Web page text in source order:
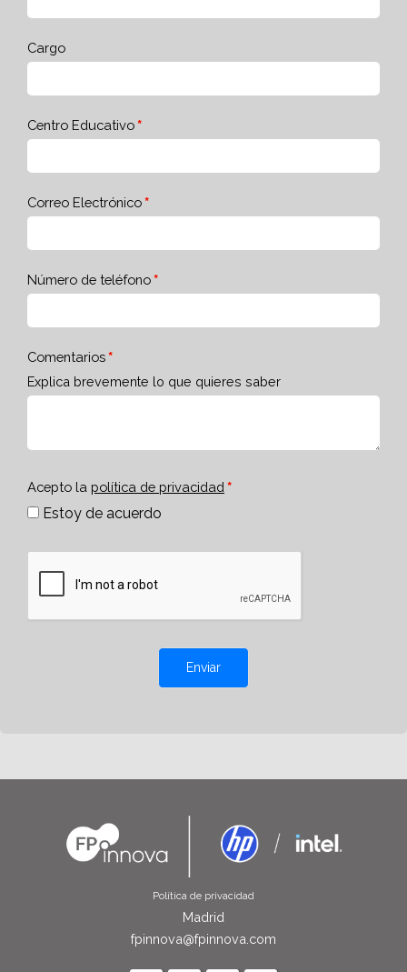
Cargo
Centro Educativo
Correo Electrónico
Número de teléfono
Comentarios
Explica brevemente lo que quieres saber
Acepto la política de privacidad
Estoy de acuerdo
Enviar
Política de privacidad
Madrid
fpinnova@fpinnova.com